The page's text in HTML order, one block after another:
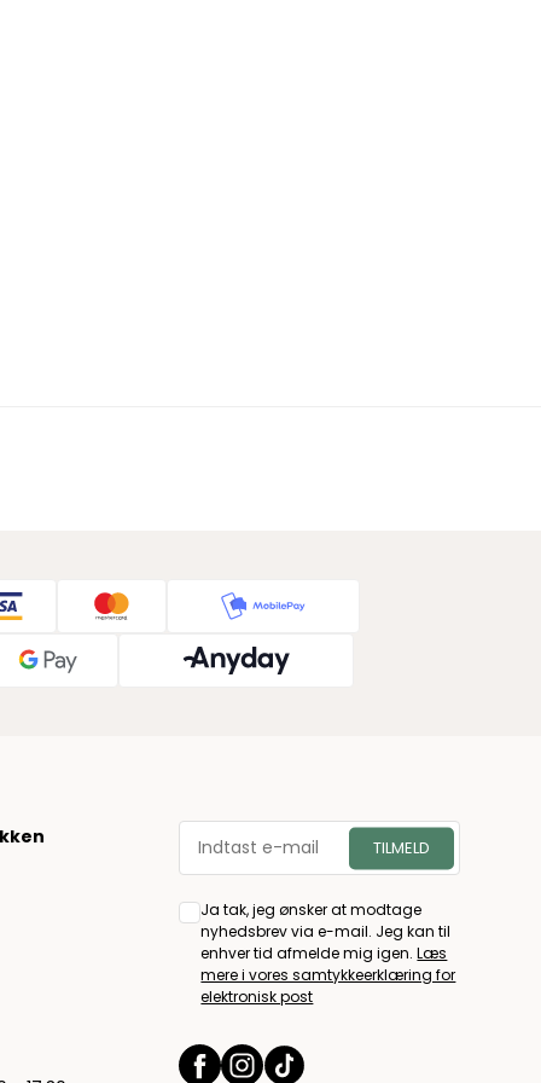
Ja tak, jeg ønsker at modtage
nyhedsbrev via e-mail. Jeg kan til
enhver tid afmelde mig igen.Læs
mere i vores samtykkeerklæring for
elektronisk post